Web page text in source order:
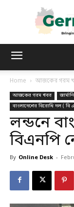
Home আজকের গরম
আজকের গরম খবর
বাংলাদেশের বিরোধি দল ( বি
লন্ডনে
বিএনপি
By Online Desk -